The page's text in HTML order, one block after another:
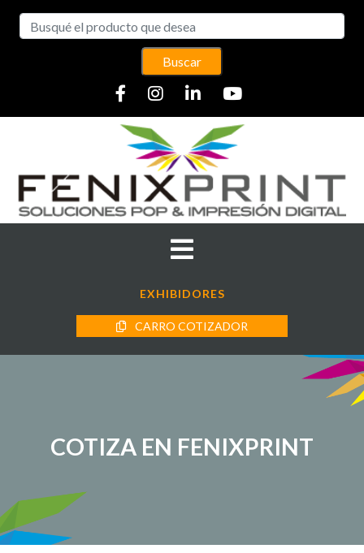
Buscar
EXHIBIDORES
CARRO COTIZADOR
COTIZA EN FENIXPRINT